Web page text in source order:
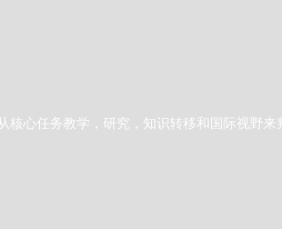
心任务教学，研究，知识转移和国际视野